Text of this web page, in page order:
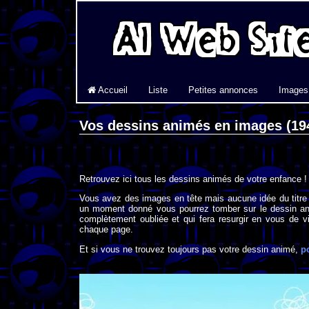
Accueil Liste Petites annonces Images
Vos dessins animés en images
Retrouvez ici tous les dessins animés de votre enfance !
Vous avez des images en tête mais aucune idée du
un moment donné vous pourrez tomber sur le dessin
complètement oubliée et qui fera resurgir en vous de
chaque page.
Et si vous ne trouvez toujours pas votre dessin animé,